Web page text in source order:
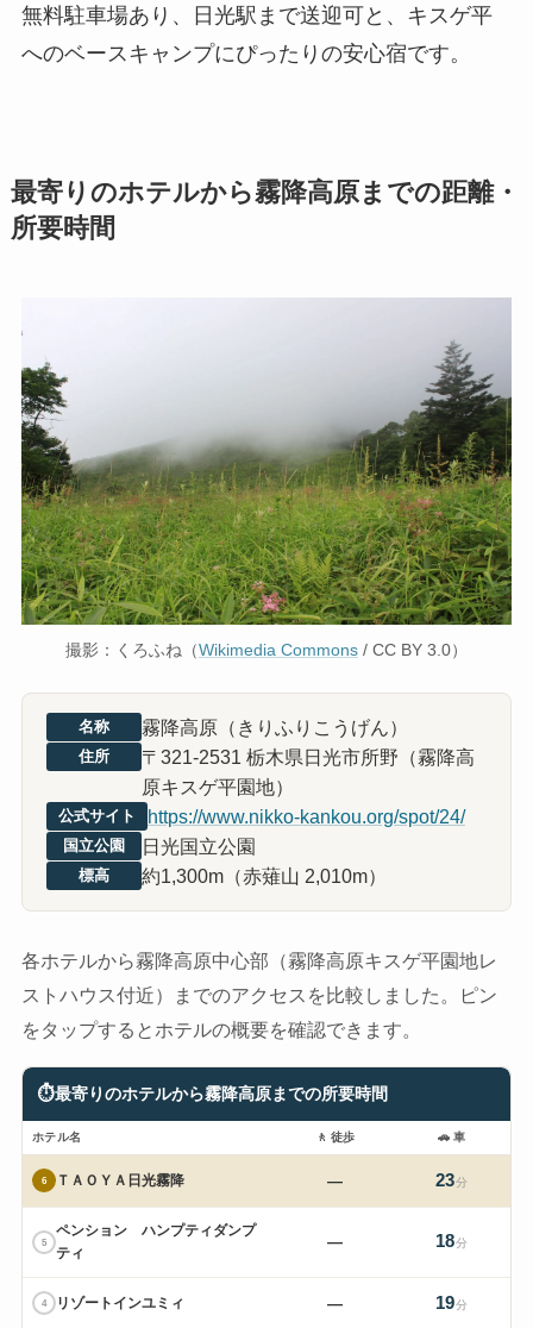
無料駐車場あり、日光駅まで送迎可と、キスゲ平
へのベースキャンプにぴったりの安心宿です。
最寄りのホテルから霧降高原までの距離・
所要時間
撮影：くろふね（Wikimedia Commons / CC BY 3.0）
名称 霧降高原（きりふりこうげん）
住所
〒321-2531 栃木県日光市所野（霧降高
原キスゲ平園地）
公式サイト https://www.nikko-kankou.org/spot/24/
国立公園 日光国立公園
標高 約1,300m（赤薙山 2,010m）
各ホテルから霧降高原中心部（霧降高原キスゲ平園地レ
ストハウス付近）までのアクセスを比較しました。ピン
をタップするとホテルの概要を確認できます。
⏱最寄りのホテルから霧降高原までの所要時間
ホテル名 🚶 徒歩 🚗 車
6 ＴＡＯＹＡ日光霧降 — 23分
5
ペンション ハンプティダンプ
ティ
— 18分
4 リゾートインユミィ — 19分